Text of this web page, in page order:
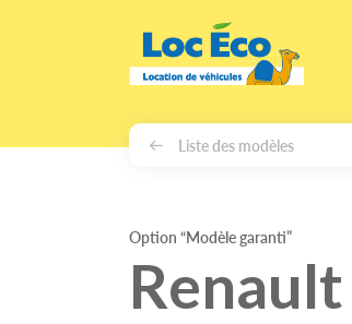
Liste des modèles
Option “Modèle garanti”